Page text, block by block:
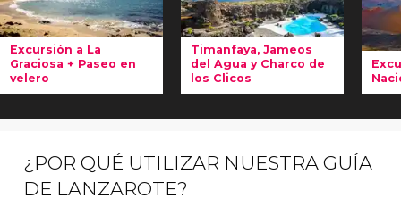
Excursión a La
Graciosa + Paseo en
velero
más pequeñas
de Canarias, y
Timanfaya, Jameos
del Agua y Charco de
los Clicos
volcánicos en
¿POR QUÉ UTILIZAR NUESTRA GUÍA
DE LANZAROTE?